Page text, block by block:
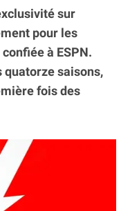
sur
pour les
à ESPN.
quatorze saisons,
fois des